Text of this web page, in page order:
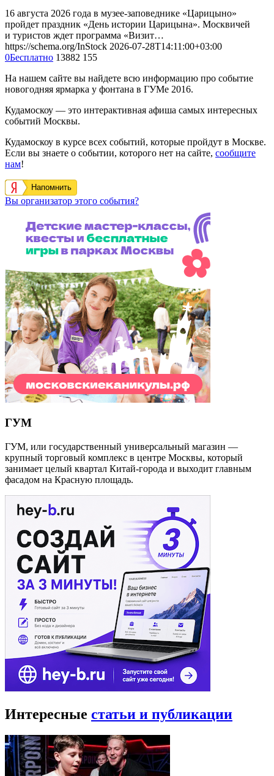
16 августа 2026 года в музее-заповеднике «Царицыно»
пройдет праздник «День истории Царицына». Москвичей
и туристов ждет программа «Визит…
https://schema.org/InStock 2026-07-28T14:11:00+03:00
0Бесплатно 13882 155
На нашем сайте вы найдете всю информацию про событие
новогодняя ярмарка у фонтана в ГУМе 2016.
Кудамоскоу — это интерактивная афиша самых интересных
событий Москвы.
Кудамоскоу в курсе всех событий, которые пройдут в Москве.
Если вы знаете о событии, которого нет на сайте, сообщите
нам!
Напомнить
Вы организатор этого события?
ГУМ
ГУМ, или государственный универсальный магазин —
крупный торговый комплекс в центре Москвы, который
занимает целый квартал Китай-города и выходит главным
фасадом на Красную площадь.
Интересные статьи и публикации